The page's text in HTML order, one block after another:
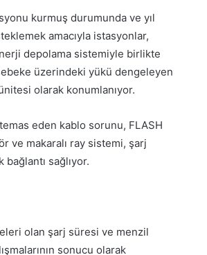
kurmuş durumunda ve yıl
amacıyla istasyonlar,
depolama sistemiyle birlikte
üzerindeki yükü dengeleyen
olarak konumlanıyor.
eden kablo sorunu, FLASH
ve makaralı ray sistemi, şarj
sağlıyor.
olan şarj süresi ve menzil
sonucu olarak